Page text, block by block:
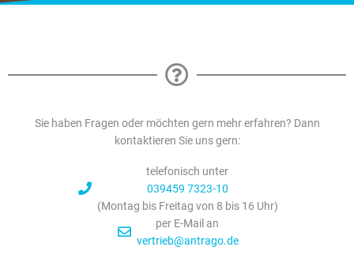
Sie haben Fragen oder möchten gern mehr erfahren? Dann
kontaktieren Sie uns gern:
telefonisch unter
039459 7323-10
(Montag bis Freitag von 8 bis 16 Uhr)
per E-Mail an
vertrieb@antrago.de